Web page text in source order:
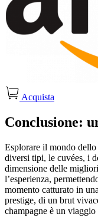
Acquista
Conclusione:
Esplorare il mondo
diversi tipi, le cuvées, i
dimensione delle
l’esperienza,
momento catturato in
prestige, di un brut
champagne è un